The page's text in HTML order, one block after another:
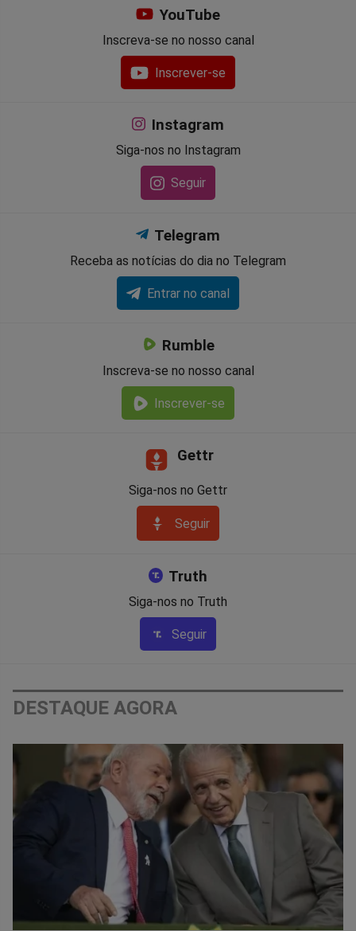
YouTube
Inscreva-se no nosso canal
Inscrever-se
Instagram
Siga-nos no Instagram
Seguir
Telegram
Receba as notícias do dia no Telegram
Entrar no canal
Rumble
Inscreva-se no nosso canal
Inscrever-se
Gettr
Siga-nos no Gettr
Seguir
Truth
Siga-nos no Truth
Seguir
DESTAQUE AGORA